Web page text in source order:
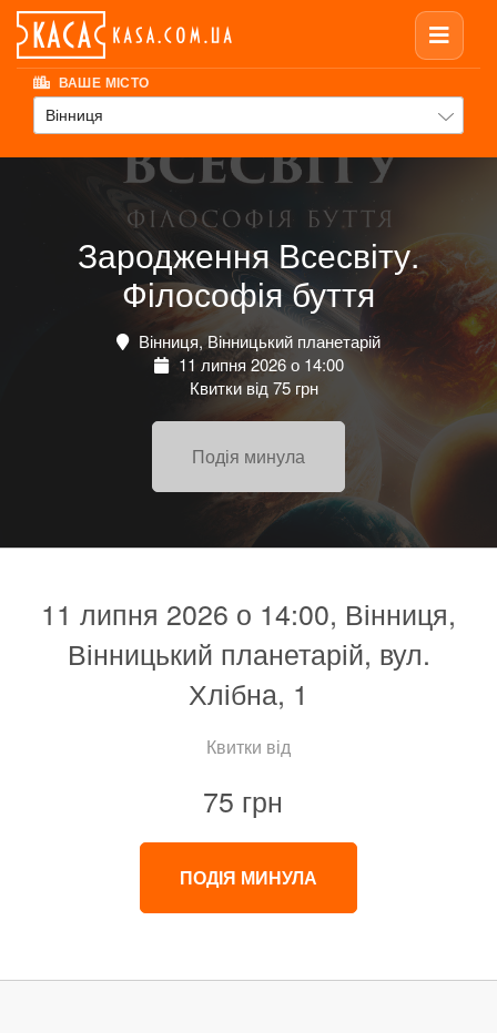
ВАШЕ МІСТО
Вінниця
Зародження Всесвіту.
Філософія буття
Вінниця, Вінницький планетарій
11 липня 2026 о 14:00
Квитки від 75 грн
Подія минула
11 липня 2026 о 14:00, Вінниця,
Вінницький планетарій, вул.
Хлібна, 1
Квитки від
75 грн
ПОДІЯ МИНУЛА